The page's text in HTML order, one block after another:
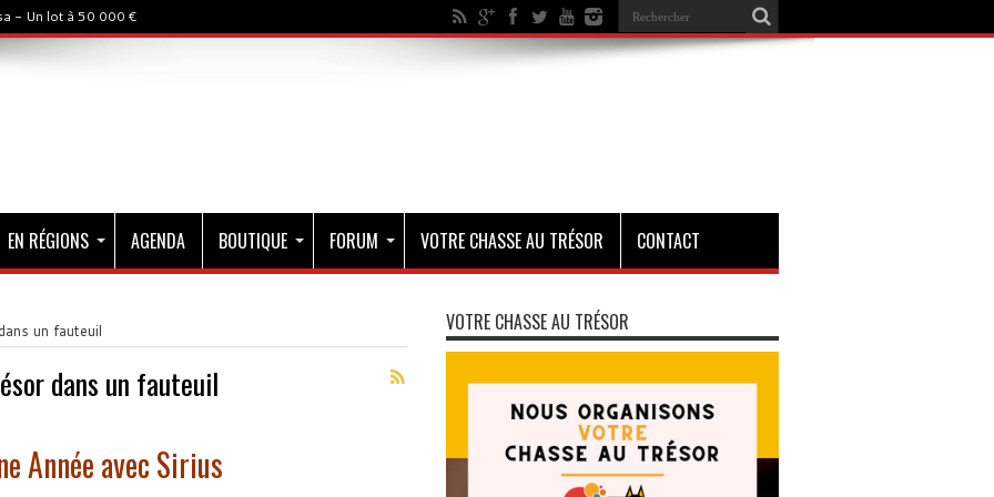
- Un lot à 50 000 €
EN RÉGIONS AGENDA BOUTIQUE FORUM VOTRE CHASSE AU TRÉSOR CONTACT
un fauteuil
dans un fauteuil
Année avec Sirius
VOTRE CHASSE AU TRÉSOR